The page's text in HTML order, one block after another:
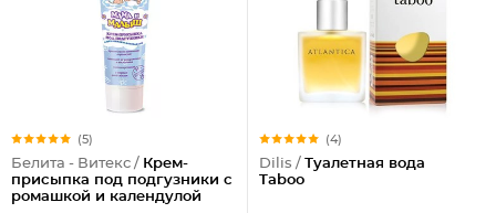
(5)
Белита - Витекс / Крем-
присыпка под подгузники с
ромашкой и календулой
(4)
Dilis / Туалетная вода
Taboo